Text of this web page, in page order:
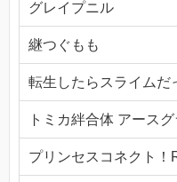
グレイプニル
継つぐもも
転生したらスライムだ
トミカ絆合体 アース
プリンセスコネクト！